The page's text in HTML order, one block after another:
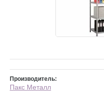
Производитель:
Пакс Металл